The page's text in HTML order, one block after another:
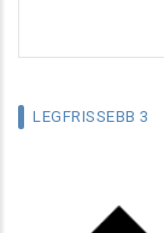
LEGFRISSEBB 3